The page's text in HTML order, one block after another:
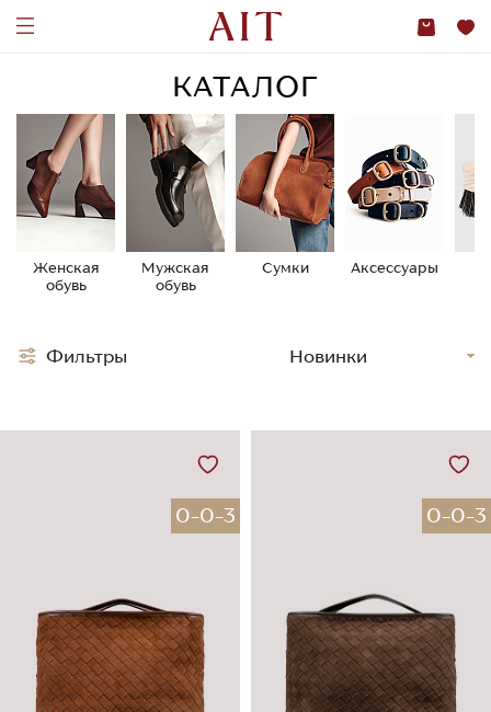
КАТАЛОГ
Женская
обувь
Мужская
обувь
Сумки Аксессуары
0-0-3 0-0-3
Фильтры